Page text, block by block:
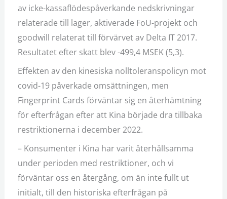
av icke-kassaflödespåverkande nedskrivningar
relaterade till lager, aktiverade FoU-projekt och
goodwill relaterat till förvärvet av Delta IT 2017.
Resultatet efter skatt blev -499,4 MSEK (5,3).
Effekten av den kinesiska nolltoleranspolicyn mot
covid-19 påverkade omsättningen, men
Fingerprint Cards förväntar sig en återhämtning
för efterfrågan efter att Kina började dra tillbaka
restriktionerna i december 2022.
– Konsumenter i Kina har varit återhållsamma
under perioden med restriktioner, och vi
förväntar oss en återgång, om än inte fullt ut
initialt, till den historiska efterfrågan på